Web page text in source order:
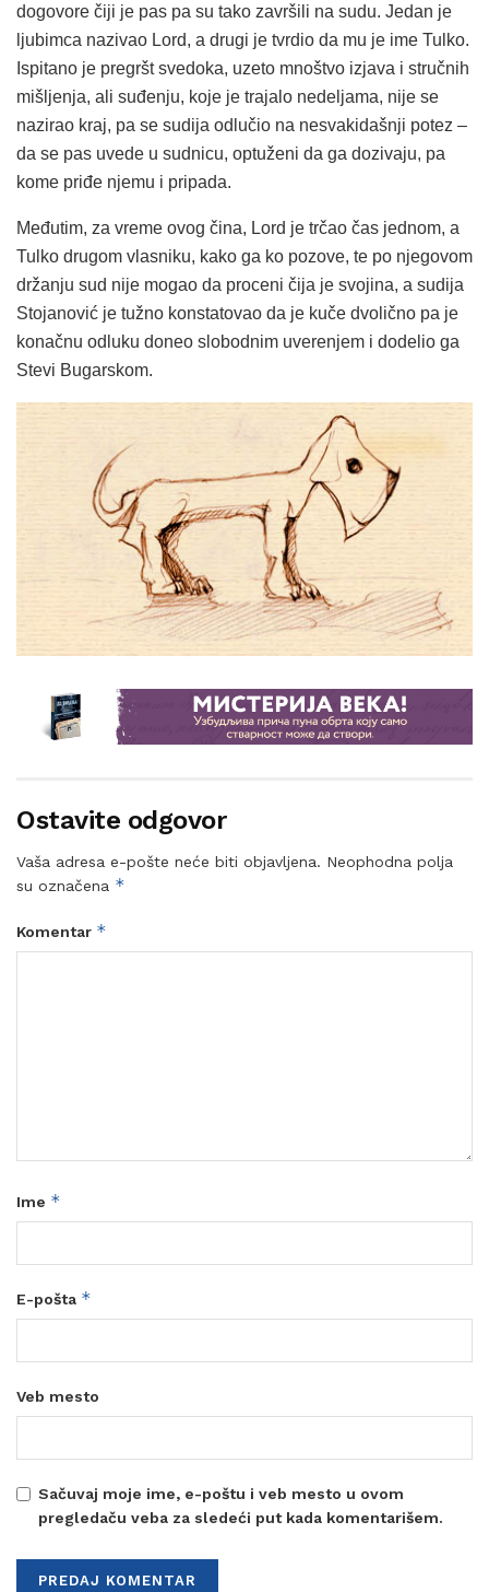
dogovore čiji je pas pa su tako završili na sudu. Jedan je
ljubimca nazivao Lord, a drugi je tvrdio da mu je ime Tulko.
Ispitano je pregršt svedoka, uzeto mnoštvo izjava i stručnih
mišljenja, ali suđenju, koje je trajalo nedeljama, nije se
nazirao kraj, pa se sudija odlučio na nesvakidašnji potez –
da se pas uvede u sudnicu, optuženi da ga dozivaju, pa
kome priđe njemu i pripada.
Međutim, za vreme ovog čina, Lord je trčao čas jednom, a
Tulko drugom vlasniku, kako ga ko pozove, te po njegovom
držanju sud nije mogao da proceni čija je svojina, a sudija
Stojanović je tužno konstatovao da je kuče dvolično pa je
konačnu odluku doneo slobodnim uverenjem i dodelio ga
Stevi Bugarskom.
Ostavite odgovor
Vaša adresa e-pošte neće biti objavljena. Neophodna polja
su označena *
Komentar *
Ime *
E-pošta *
Veb mesto
Sačuvaj moje ime, e-poštu i veb mesto u ovom
pregledaču veba za sledeći put kada komentarišem.